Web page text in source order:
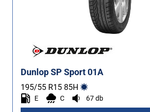
Dunlop SP Sport 01A
195/55 R15 85H
E C 67 db